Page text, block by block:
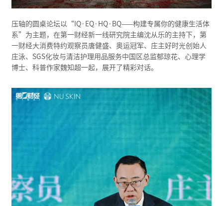
压轴的圆桌论坛以“IQ·EQ·HQ·BQ——构建专属你的健康生活体
系”为主题，在第一财经新一线研究院主编沈从乐的主持下，第
一财经大消费特约观察员唐健盛、奥运冠军、庄主好时光创始人
庄泳、SGS化妆与清洁护理用品服务中国区总监郁琼花、心理学
博士、科普作家魏知超一起，展开了精彩对话。